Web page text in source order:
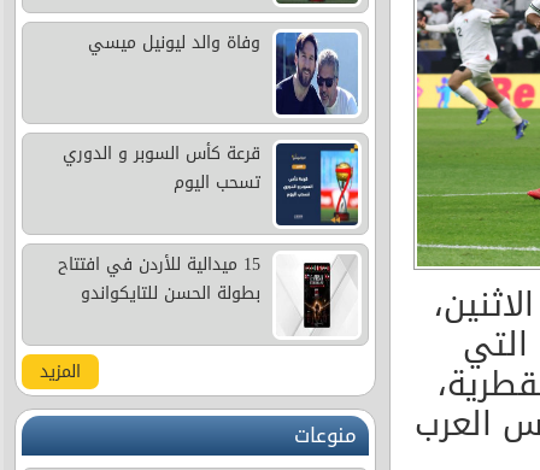
التي
العرب
وفاة والد ليونيل ميسي
قرعة كأس السوبر و الدوري
تسحب اليوم
15 ميدالية للأردن في افتتاح
بطولة الحسن للتايكواندو
المزيد
منوعات